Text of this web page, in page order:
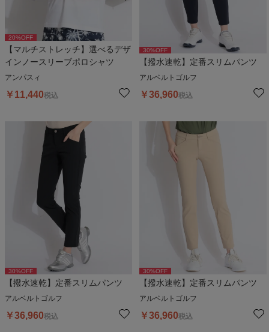
20%OFF
【マルチストレッチ】選べるデザ
インノースリーブポロシャツ
アンパスィ
￥ 11,440税込
30%OFF
【撥水速乾】定番スリムパンツ
アルベルトゴルフ
￥36,960税込
30%OFF
【撥水速乾】定番スリムパンツ
アルベルトゴルフ
￥36,960税込
30%OFF
【撥水速乾】定番スリムパンツ
アルベルトゴルフ
￥36,960税込